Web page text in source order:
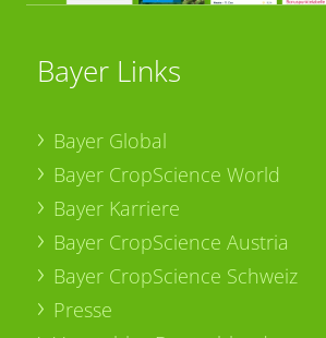
Bayer Links
Bayer Global
Bayer CropScience World
Bayer Karriere
Bayer CropScience Austria
Bayer CropScience Schweiz
Presse